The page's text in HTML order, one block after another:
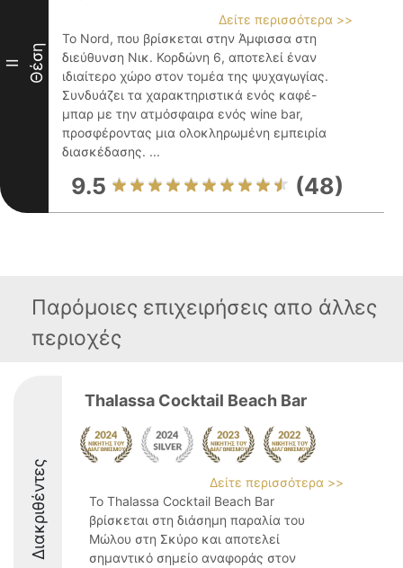
II Θέση
Δείτε περισσότερα >>
Το Nord, που βρίσκεται στην Άμφισσα στη
διεύθυνση Νικ. Κορδώνη 6, αποτελεί έναν
ιδιαίτερο χώρο στον τομέα της ψυχαγωγίας.
Συνδυάζει τα χαρακτηριστικά ενός καφέ-
μπαρ με την ατμόσφαιρα ενός wine bar,
προσφέροντας μια ολοκληρωμένη εμπειρία
διασκέδασης. ...
9.5 (48)
Παρόμοιες επιχειρήσεις απο άλλες
περιοχές
Διακριθέντες
Thalassa Cocktail Beach Bar
Δείτε περισσότερα >>
Το Thalassa Cocktail Beach Bar
βρίσκεται στη διάσημη παραλία του
Μώλου στη Σκύρο και αποτελεί
σημαντικό σημείο αναφοράς στον